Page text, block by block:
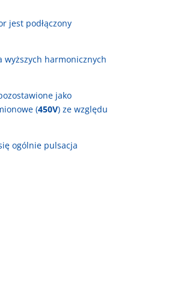
jest podłączony
harmonicznych
jako
(450V) ze względu
ogólnie pulsacja